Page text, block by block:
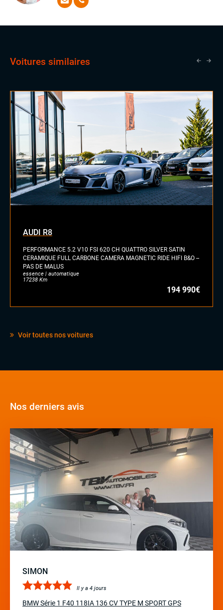
attentes les plus exigeantes avec aisance
Voitures similaires
AUDI R8
PERFORMANCE 5.2 V10 FSI 620 CH QUATTRO SILVER SATIN
CERAMIQUE FULL CARBONE CAMERA MAGNETIC RIDE HIFI B&O --
PAS DE MALUS
essence | automatique
17238 Km
194 990€
Voir toutes nos voitures
Nos derniers avis
SIMON
Il y a 4 jours
BMW Série 1 F40 118IA 136 CV TYPE M SPORT GPS